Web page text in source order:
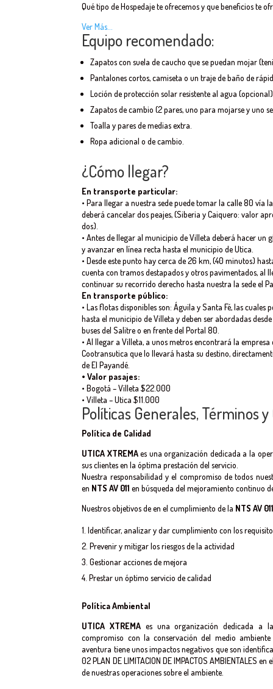
Qué tipo de Hospedaje te ofrecemos y que beneficios te
Ver Más…
Equipo recomendado:
Zapatos con suela de caucho que se puedan mojar
Pantalones cortos, camiseta o un traje de baño de
Loción de protección solar resistente al agua
Zapatos de cambio (2 pares, uno para mojarse y uno
Toalla y pares de medias extra.
Ropa adicional o de cambio.
¿Cómo llegar?
En transporte particular:
• Para llegar a nuestra sede puede tomar la calle 80 vía
deberá cancelar dos peajes, (Siberia y Caiquero: valor
dos).
• Antes de llegar al municipio de Villeta deberá hacer un
y avanzar en línea recta hasta el municipio de Utica.
• Desde este punto hay cerca de 26 km, (40 minutos)
cuenta con tramos destapados y otros pavimentados, al
continuar su recorrido derecho hasta nuestra la sede el
En transporte público:
• Las flotas disponibles son: Águila y Santa Fé, las cuales
hasta el municipio de Villeta y deben ser abordadas
buses del Salitre o en frente del Portal 80.
• Al llegar a Villeta, a unos metros encontrará la
Cootransutica que lo llevará hasta su destino,
de El Payandé.
• Valor pasajes:
• Bogotá – Villeta $22.000
• Villeta – Utica $11.000
Políticas Generales, Términos
Política de Calidad
UTICA XTREMAes una organización dedicada a la
sus clientes en la óptima prestación del servicio.
Nuestra responsabilidad y el compromiso de todos
en NTS AV 011 en búsqueda del mejoramiento continuo
Nuestros objetivos de en el cumplimiento de la NTS AV 011
Identificar, analizar y dar cumplimiento con los
Prevenir y mitigar los riesgos de la actividad
Gestionar acciones de mejora
Prestar un óptimo servicio de calidad
Política Ambiental
UTICA XTREMA es una organización dedicada a
compromiso con la conservación del medio
aventura tiene unos impactos negativos que son
02 PLAN DE LIMITACION DE IMPACTOS
de nuestras operaciones sobre el ambiente.